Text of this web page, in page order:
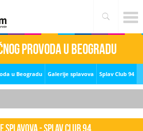
provoda u Beogradu
u Beogradu Galerije splavova Splav Club 94
splavova - Splav Club 94